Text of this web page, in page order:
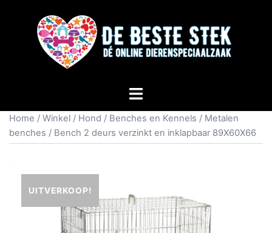
Home / Winkel / Hond / Benches en Kennels / Metalen
benches / Bench 2 deurs verzinkt en inklapbaar 89X60X66
UITVERKOOP!